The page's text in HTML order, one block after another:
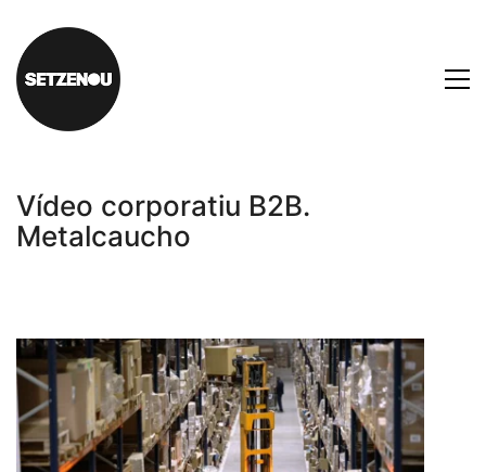
Vídeo corporatiu B2B.
Metalcaucho